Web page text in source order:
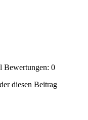
Bewertungen: 0
diesen Beitrag